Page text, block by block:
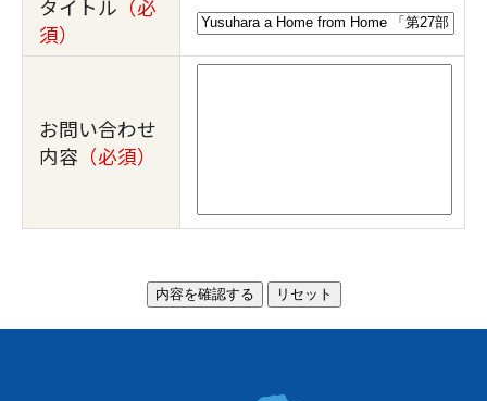
タイトル （必
須）
お問い合わせ
内容 （必須）